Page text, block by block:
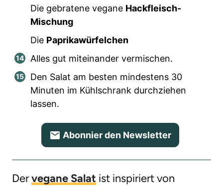
Die gebratene vegane Hackfleisch-
Mischung
Die Paprikawürfelchen
Alles gut miteinander vermischen.
Den Salat am besten mindestens 30
Minuten im Kühlschrank durchziehen
lassen.
Abonnier den Newsletter
Dervegane Salat ist inspiriert von